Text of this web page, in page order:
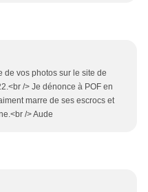
de vos photos sur le site de
/> Je dénonce à POF en
marre de ses escrocs et
/> Aude